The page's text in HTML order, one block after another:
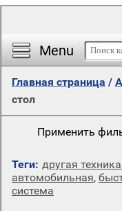
Menu
Главная страница /
стол
Применить
Теги: другая техника
автомобильная,
система